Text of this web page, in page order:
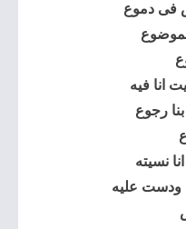
فى دموع
انا فيه
رجوع
نسيته
ودست عليه